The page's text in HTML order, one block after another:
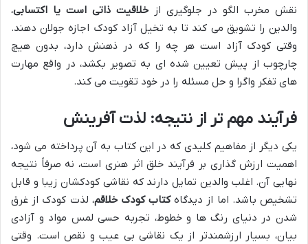
نقش مخرب الگو در جلوگیری از خلاقیت ذاتی است یا اکتسابی،
والدین را تشویق می کند تا به تخیل آزاد کودک اجازه جولان دهند.
وقتی کودک آزاد است هر چه را که در ذهنش دارد، بدون هیچ
چارچوب از پیش تعیین شده ای به تصویر بکشد، در واقع مهارت
های تفکر واگرا و حل مسئله را در خود تقویت می کند.
فرآیند مهم تر از نتیجه: لذت آفرینش
یکی دیگر از مفاهیم کلیدی که در این کتاب به آن پرداخته می شود،
اهمیت ارزش گذاری بر فرآیند خلق اثر هنری است، نه صرفاً نتیجه
نهایی آن. اغلب والدین تمایل دارند که نقاشی کودکشان زیبا و قابل
تشخیص باشد. اما از دیدگاهکتاب کودک خلاقم، لذت کودک از غرق
شدن در دنیای رنگ ها و خطوط، تجربه حسی لمس مواد و آزادی
بیان، بسیار ارزشمندتر از یک نقاشی بی عیب و نقص است. وقتی